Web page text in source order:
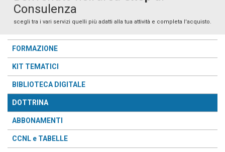
Consulenza
scegli tra i vari servizi quelli più adatti alla tua attività e completa l'acquisto.
FORMAZIONE
KIT TEMATICI
BIBLIOTECA DIGITALE
DOTTRINA
ABBONAMENTI
CCNL e TABELLE